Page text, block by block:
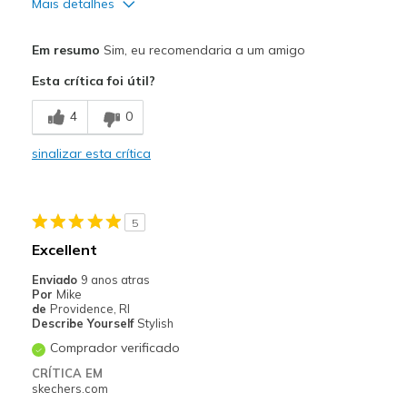
Stylish
Melhores utilizações
Casual Wear
Travel
Width
Sizing
View On Shoes
Shoes are for Wearing
Em resumo Sim, eu recomendaria a um amigo
Esta crítica foi útil?
4 0
sinalizar esta crítica
5
Excellent
Enviado 9 anos atras
Por Mike
de Providence, RI
Describe Yourself Stylish
Comprador verificado
CRÍTICA EM
skechers.com